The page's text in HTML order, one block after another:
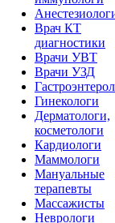
Врач КТ
диагностики
Врачи УВТ
Врачи УЗД
Гинекологи
Дерматологи,
косметологи
Кардиологи
Маммологи
Мануальные
терапевты
Массажисты
Неврологи